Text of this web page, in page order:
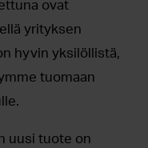
ovat
yrityksen
hyvin yksilöllistä,
tuomaan
uusi tuote on